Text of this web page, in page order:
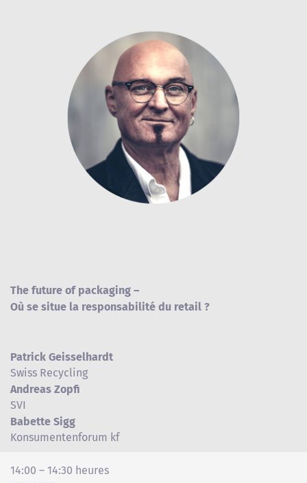
The future of packaging –
Où se situe la responsabilité du retail ?
Patrick Geisselhardt
Swiss Recycling
Andreas Zopfi
SVI
Babette Sigg
Konsumentenforum kf
14:00 – 14:30 heures